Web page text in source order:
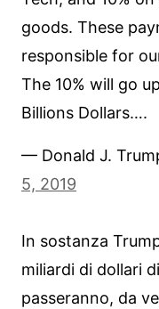
goods. These
responsible for
The 10% will go
Billions Dollars….
— Donald J.
5, 2019
In sostanza
miliardi di dollari
passeranno, da